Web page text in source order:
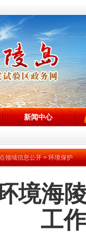
新闻中心
领域信息公开>环境保护
境海
工